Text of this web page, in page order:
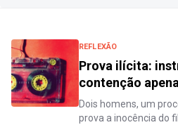
REFLEXÃO
Prova ilícita:
contenção
Dois homens, um
prova a inocência do